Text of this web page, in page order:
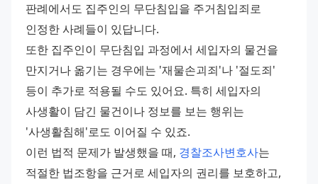
판례에서도 집주인의 무단침입을 주거침입죄로
인정한 사례들이 있답니다.
또한 집주인이 무단침입 과정에서 세입자의 물건을
만지거나 옮기는 경우에는 '재물손괴죄'나 '절도죄'
등이 추가로 적용될 수도 있어요. 특히 세입자의
사생활이 담긴 물건이나 정보를 보는 행위는
'사생활침해'로도 이어질 수 있죠.
이런 법적 문제가 발생했을 때, 경찰조사변호사는
적절한 법조항을 근거로 세입자의 권리를 보호하고,